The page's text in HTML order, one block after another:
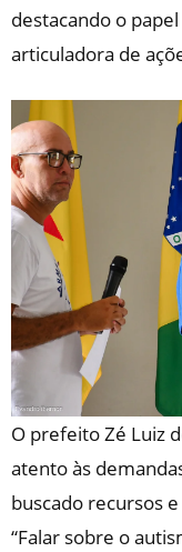
destacando o
articuladora de
O prefeito Zé Luiz
atento às
buscado recursos
“Falar sobre o